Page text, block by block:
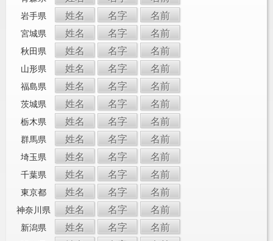
岩手県 姓名 名字 名前
宮城県 姓名 名字 名前
秋田県 姓名 名字 名前
山形県 姓名 名字 名前
福島県 姓名 名字 名前
茨城県 姓名 名字 名前
栃木県 姓名 名字 名前
群馬県 姓名 名字 名前
埼玉県 姓名 名字 名前
千葉県 姓名 名字 名前
東京都 姓名 名字 名前
神奈川県 姓名 名字 名前
新潟県 姓名 名字 名前